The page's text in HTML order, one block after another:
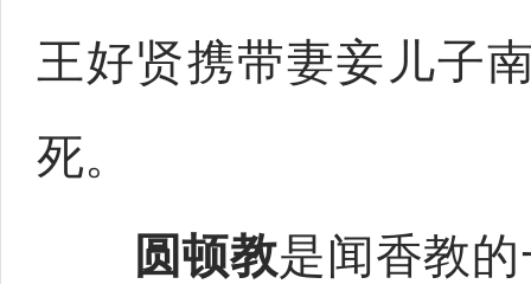
王好贤携带妻妾儿子
死。
圆顿教是闻香教